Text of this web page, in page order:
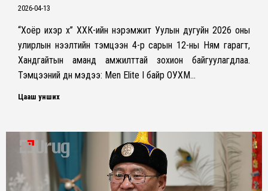
2026-04-13
“Хоёр ихэр хүү” ХХК-ийн нэрэмжит Уулын дугуйн 2026 оны
улирлын нээлтийн тэмцээн 4-р сарын 12-ны Ням гарагт,
Хандгайтын аманд амжилттай зохион байгуулагдлаа.
Тэмцээний дүн мэдээ: Men Elite I байр ОУХМ…
Цааш унших